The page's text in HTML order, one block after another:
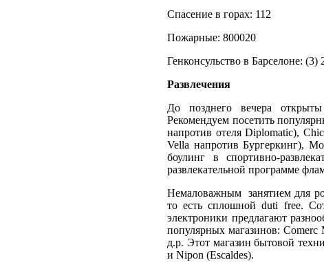
Спасение в горах: 112
Пожарные: 800020
Генконсульство в Барселоне: (3)
Развлечения
До позднего вечера
Рекомендуем посетить
напротив отеля Diplomatic),
Vella напротив Бургеркинг),
боулинг в спортивно-
развлекательной программе
Немаловажным занятием для
то есть сплошной duti free.
электроники предлагают
популярных магазинов:
д.р. Этот мaгaзин бытовой
и Nipon (Escaldes).